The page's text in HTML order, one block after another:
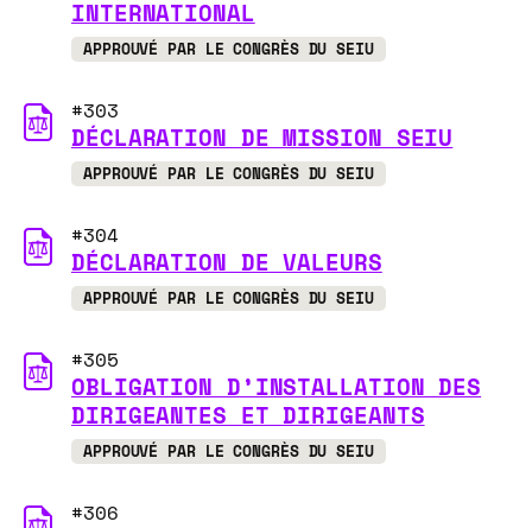
INTERNATIONAL
APPROUVÉ PAR LE CONGRÈS DU SEIU
#303
DÉCLARATION DE MISSION SEIU
APPROUVÉ PAR LE CONGRÈS DU SEIU
#304
DÉCLARATION DE VALEURS
APPROUVÉ PAR LE CONGRÈS DU SEIU
#305
OBLIGATION D’INSTALLATION DES
DIRIGEANTES ET DIRIGEANTS
APPROUVÉ PAR LE CONGRÈS DU SEIU
#306